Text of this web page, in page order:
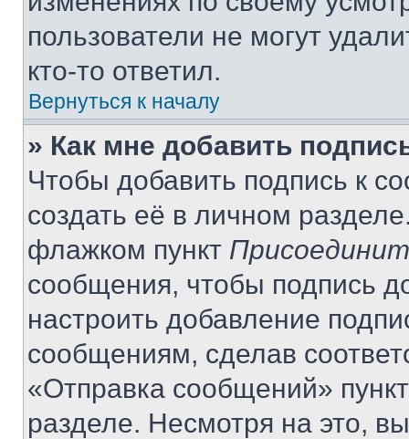
пользователи не могут
кто-то ответил.
Вернуться к началу
» Как мне добавить
Чтобы добавить подпись к
создать её в личном
флажком пункт
сообщения, чтобы подпись
настроить добавление
сообщениям, сделав
«Отправка сообщений»
разделе. Несмотря на это,